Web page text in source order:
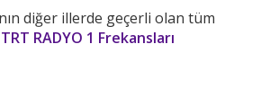
diğer illerde geçerli olan tüm
TRT RADYO 1 Frekansları